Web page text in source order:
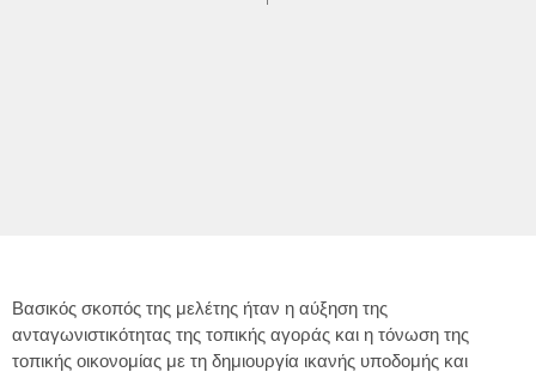
Βασικός σκοπός της μελέτης ήταν η αύξηση της
ανταγωνιστικότητας της τοπικής αγοράς και η τόνωση της
τοπικής οικονομίας με τη δημιουργία ικανής υποδομής και